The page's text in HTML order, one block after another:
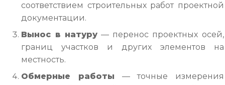
соответствием строительных работ проектной
документации.
Вынос в натуру— перенос проектных осей,
границ участков и других элементов на
местность.
Обмерные работы — точные измерения